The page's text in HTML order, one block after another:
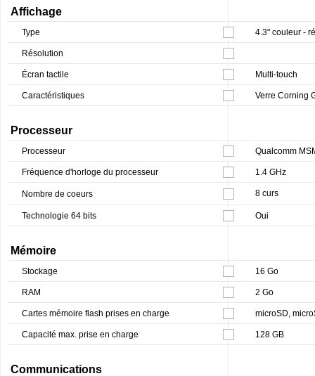
Affichage
Type 4.3" couleur -
Résolution
Écran tactile Multi-touch
Caractéristiques Verre Corning
Processeur
Processeur Qualcomm
Fréquence d'horloge du processeur 1.4 GHz
Nombre de coeurs 8 curs
Technologie 64 bits Oui
Mémoire
Stockage 16 Go
RAM 2 Go
Cartes mémoire flash prises en charge microSD,
Capacité max. prise en charge 128 GB
Communications